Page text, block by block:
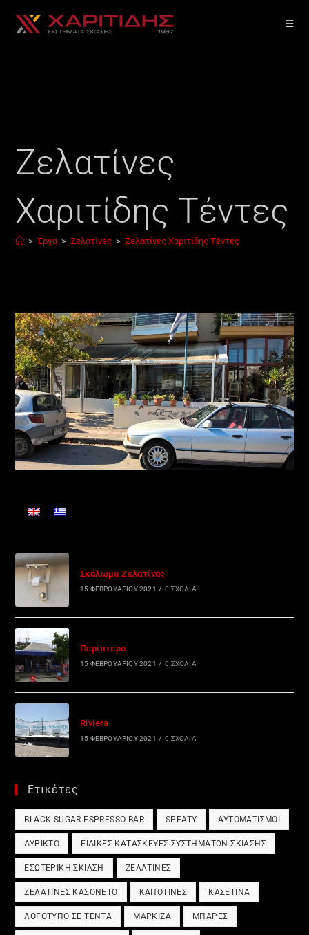
Ζελατίνες
Χαριτίδης Τέντες
> Έργα > Ζελατίνες > Ζελατίνες Χαριτίδης Τέντες
Σκάλωμα Ζελατίνας
15 ΦΕΒΡΟΥΑΡΊΟΥ 2021 / 0 ΣΧΌΛΙΑ
Περίπτερο
15 ΦΕΒΡΟΥΑΡΊΟΥ 2021 / 0 ΣΧΌΛΙΑ
Riviera
15 ΦΕΒΡΟΥΑΡΊΟΥ 2021 / 0 ΣΧΌΛΙΑ
Ετικέτες
BLACK SUGAR ESPRESSO BAR SPEATY ΑΥΤΟΜΑΤΙΣΜΟΊ
ΔΎΡΙΚΤΟ ΕΙΔΙΚΈΣ ΚΑΤΑΣΚΕΥΈΣ ΣΥΣΤΗΜΆΤΩΝ ΣΚΊΑΣΗΣ
ΕΣΩΤΕΡΙΚΉ ΣΚΊΑΣΗ ΖΕΛΑΤΊΝΕΣ
ΖΕΛΑΤΊΝΕΣ ΚΑΣΟΝΈΤΟ ΚΑΠΟΤΊΝΕΣ ΚΑΣΕΤΊΝΑ
ΛΟΓΌΤΥΠΟ ΣΕ ΤΈΝΤΑ ΜΑΡΚΊΖΑ ΜΠΆΡΕΣ